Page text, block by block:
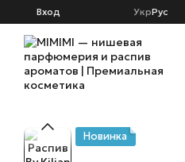
Перейти к основному контенту
Вход УкрРус
Новинка